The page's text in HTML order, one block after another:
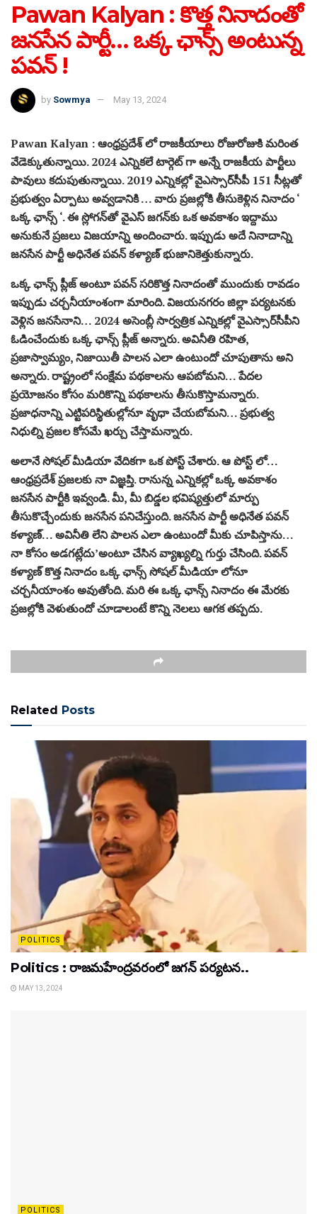
Pawan Kalyan : కొత్త నినాదంతో
జనసేన పార్టీ… ఒక్క ఛాన్స్ అంటున్న
పవన్ !
by Sowmya May 13, 2024
Pawan Kalyan : ఆంధ్రప్రదేశ్ లో రాజకీయాలు రోజురోజుకి మరింత
వేడెక్కుతున్నాయి. 2024 ఎన్నికలే టార్గెట్ గా అన్నే రాజకీయ పార్టీలు
పావులు కదుపుతున్నాయి. 2019 ఎన్నికల్లో వైఎస్సార్‌సీపీ 151 సీట్లతో
ప్రభుత్వం ఏర్పాటు అవ్వడానికి … వారు ప్రజల్లోకి తీసుకెళ్లిన నినాదం ‘
ఒక్క ఛాన్స్ ‘. ఈ స్లోగన్‌తో వైఎస్ జగన్‌కు ఒక అవకాశం ఇద్దాము
అనుకునే ప్రజలు విజయాన్ని అందించారు. ఇప్పుడు అదే నినాదాన్ని
జనసేన పార్టీ అధినేత పవన్ కళ్యాణ్ భుజానికెత్తుకున్నారు.
ఒక్క ఛాన్స్ ప్లీజ్ అంటూ ప‌వ‌న్ స‌రికొత్త నినాదంతో ముందుకు రావడం
ఇప్పుడు చర్చనీయాంశంగా మారింది. విజయనగరం జిల్లా పర్యటనకు
వెళ్లిన జనసేనాని… 2024 అసెంబ్లీ సార్వత్రిక ఎన్నికల్లో వైఎస్సార్‌సీపీని
ఓడించేందుకు ఒక్క ఛాన్స్ ప్లీజ్ అన్నారు. అవినీతి రహిత,
ప్రజాస్వామ్యం, నిజాయితీ పాలన ఎలా ఉంటుందో చూపుతాను అని
అన్నారు. రాష్ట్రంలో సంక్షేమ పథకాలను ఆపబోమని… పేదల
ప్రయోజనం కోసం మరికొన్ని పథకాలను తీసుకొస్తామన్నారు.
ప్రజాధనాన్ని ఎట్టిపరిస్థితుల్లోనూ వృధా చేయబోమని… ప్రభుత్వ
నిధుల్ని ప్రజల కోసమే ఖర్చు చేస్తామన్నారు.
అలానే సోషల్ మీడియా వేదికగా ఒక పోస్ట్ చేశారు. ఆ పోస్ట్ లో…
ఆంధ్రప్రదేశ్ ప్రజలకు నా విజ్ఞప్తి. రానున్న ఎన్నికల్లో ఒక్క అవకాశం
జనసేన పార్టీకి ఇవ్వండి. మీ, మీ బిడ్డల భవిష్యత్తులో మార్పు
తీసుకొచ్చేందుకు జనసేన పనిచేస్తుంది. జనసేన పార్టీ అధినేత పవన్
కళ్యాణ్… అవినీతి లేని పాలన ఎలా ఉంటుందో మీకు చూపిస్తాను…
నా కోసం అడగట్లేదు’అంటూ చేసిన వ్యాఖ్యల్ని గుర్తు చేసింది. పవన్
కళ్యాణ్ కొత్త నినాదం ఒక్క ఛాన్స్ సోషల్ మీడియా లోనూ
చర్చనీయాంశం అవుతోంది. మరి ఈ ఒక్క ఛాన్స్ నినాదం ఈ మేరకు
ప్రజల్లోకి వెళుతుందో చూడాలంటే కొన్ని నెలలు ఆగక తప్పదు.
Related Posts
POLITICS
Politics : రాజమహేంద్రవరంలో జగన్ పర్యటన..
MAY 13, 2024
POLITICS